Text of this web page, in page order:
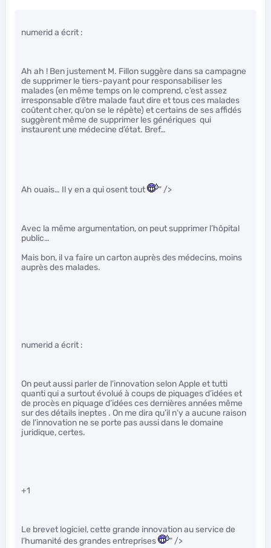
numerid a écrit :
Ah ah ! Ben justement M. Fillon suggère dans sa campagne
de supprimer le tiers-payant pour responsabiliser les
malades (en même temps on le comprend, c’est assez
irresponsable d’être malade faut dire et tous ces malades
coûtent cher, qu’on se le répète) et certains de ses affidés
suggèrent même de supprimer les génériques qui
instaurent une médecine d’état. Bref…
Ah ouais… Il y en a qui osent tout " />
Avec la même argumentation, on peut supprimer l’hôpital
public…
Mais bon, il va faire un carton auprès des médecins, moins
auprès des malades.
numerid a écrit :
On peut aussi parler de l’innovation selon Apple et tutti
quanti qui a surtout évolué à coups de piquages d’idées et
de procès en piquage d’idées ces dernières années même
sur des détails ineptes . On me dira qu’il n’y a aucune raison
de l’innovation ne se porte pas aussi dans le domaine
juridique, certes.
+1
Le brevet logiciel, cette grande innovation au service de
l’humanité des grandes entreprises
" />